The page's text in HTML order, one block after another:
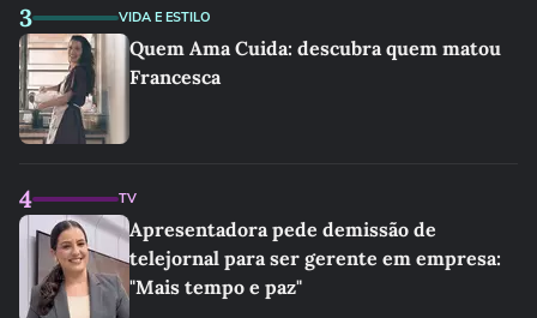
3 VIDA E ESTILO
Quem Ama Cuida: descubra quem matou
Francesca
4 TV
Apresentadora pede demissão de
telejornal para ser gerente em empresa:
"Mais tempo e paz"